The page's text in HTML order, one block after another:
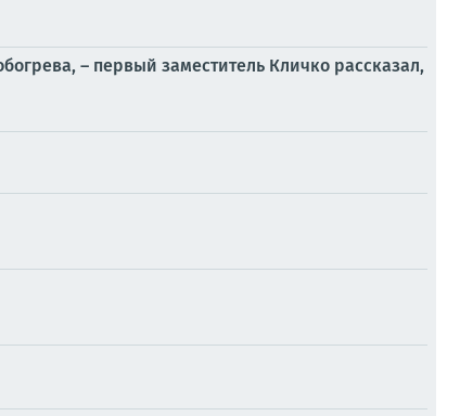
– первый заместитель Кличко рассказал,